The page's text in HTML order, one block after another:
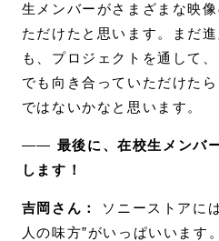
生メンバーがさまざまな映
ただけたと思います。まだ
も、プロジェクトを通して
でも向き合っていただけた
ではないかなと思います。
―― 最後に、在校生メンバ
します！
吉岡さん：
ソニーストアに
人の味方”がいっぱいいます